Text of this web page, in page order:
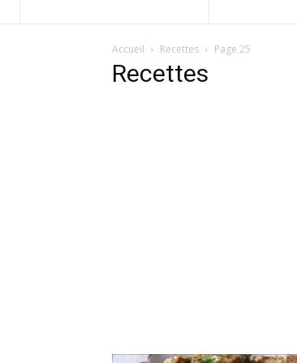
Accueil Recettes Page 25
Recettes